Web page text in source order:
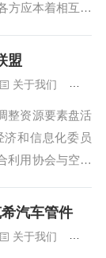
方应本着相互信
向乙
盟
关于我们
整资源要素盘活
济和信息化委员
利用协会与空间
同搭建，长三角
汽车管件
关于我们